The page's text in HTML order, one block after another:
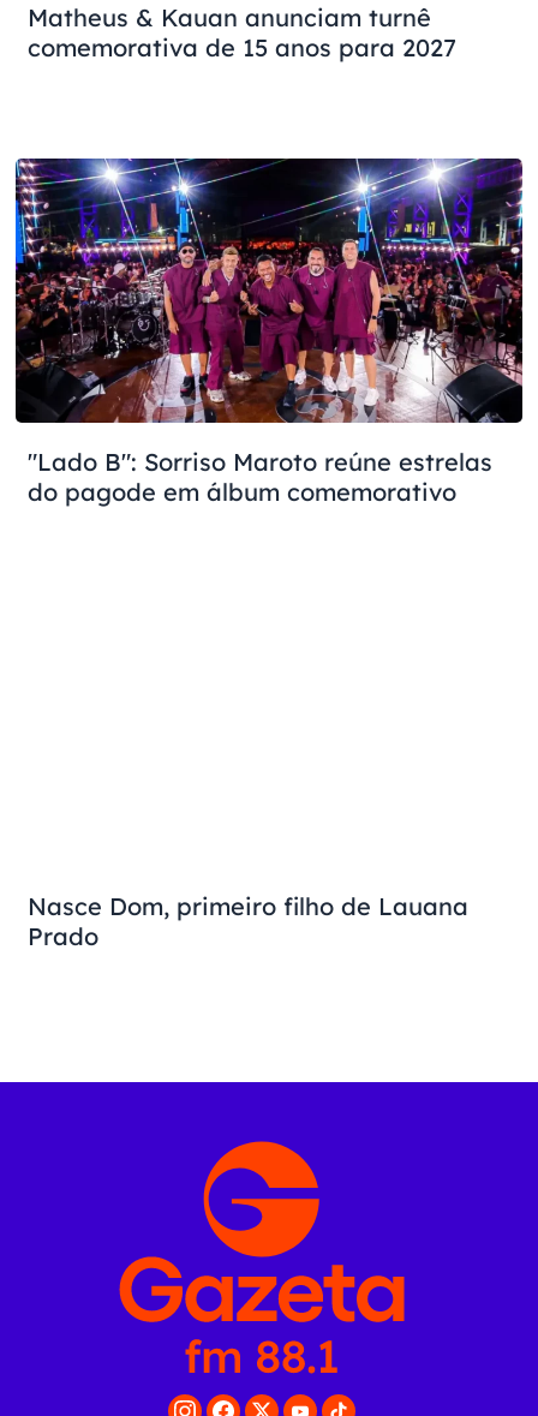
Matheus & Kauan anunciam turnê
comemorativa de 15 anos para 2027
"Lado B": Sorriso Maroto reúne estrelas
do pagode em álbum comemorativo
Nasce Dom, primeiro filho de Lauana
Prado